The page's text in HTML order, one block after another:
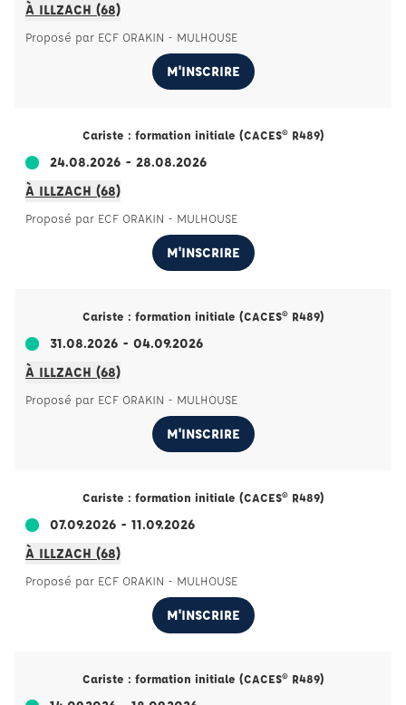
À ILLZACH (68)
Proposé par ECF ORAKIN - MULHOUSE
M'INSCRIRE
Cariste : formation initiale (CACES® R489)
24.08.2026 - 28.08.2026
À ILLZACH (68)
Proposé par ECF ORAKIN - MULHOUSE
M'INSCRIRE
Cariste : formation initiale (CACES® R489)
31.08.2026 - 04.09.2026
À ILLZACH (68)
Proposé par ECF ORAKIN - MULHOUSE
M'INSCRIRE
Cariste : formation initiale (CACES® R489)
07.09.2026 - 11.09.2026
À ILLZACH (68)
Proposé par ECF ORAKIN - MULHOUSE
M'INSCRIRE
Cariste : formation initiale (CACES® R489)